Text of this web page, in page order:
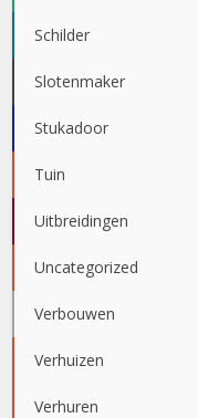
Schilder
Slotenmaker
Stukadoor
Tuin
Uitbreidingen
Uncategorized
Verbouwen
Verhuizen
Verhuren